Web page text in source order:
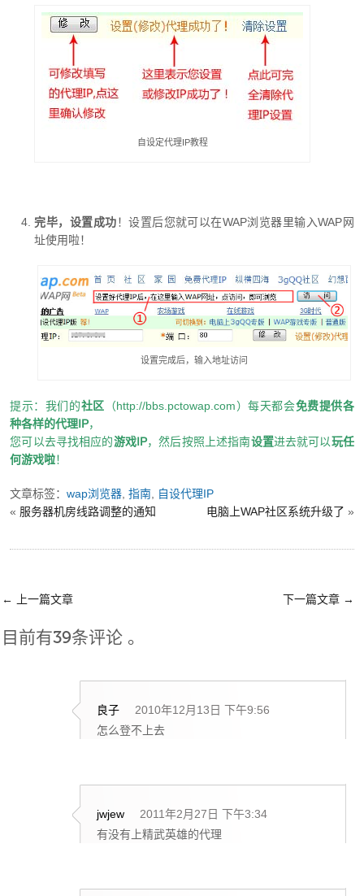
自设定代理IP教程
完毕，设置成功！设置后您就可以在WAP浏览器里输入WAP网
址使用啦！
设置完成后，输入地址访问
提示：我们的社区 （http://bbs.pctowap.com）每天都会免费提供各
种各样的代理IP，
您可以去寻找相应的游戏IP，然后按照上述指南设置进去就可以玩任
何游戏啦！
文章标签：wap浏览器 ,指南
自设代理IP
« 服务器机房线路调整的通知 电脑上WAP社区系统升级了 »
← 上一篇文章 下一篇文章 →
目前有39条评论 。
良子
2010年12月13日 下午9:56
怎么登不上去
jwjew
2011年2月27日 下午3:34
有没有上精武英雄的代理